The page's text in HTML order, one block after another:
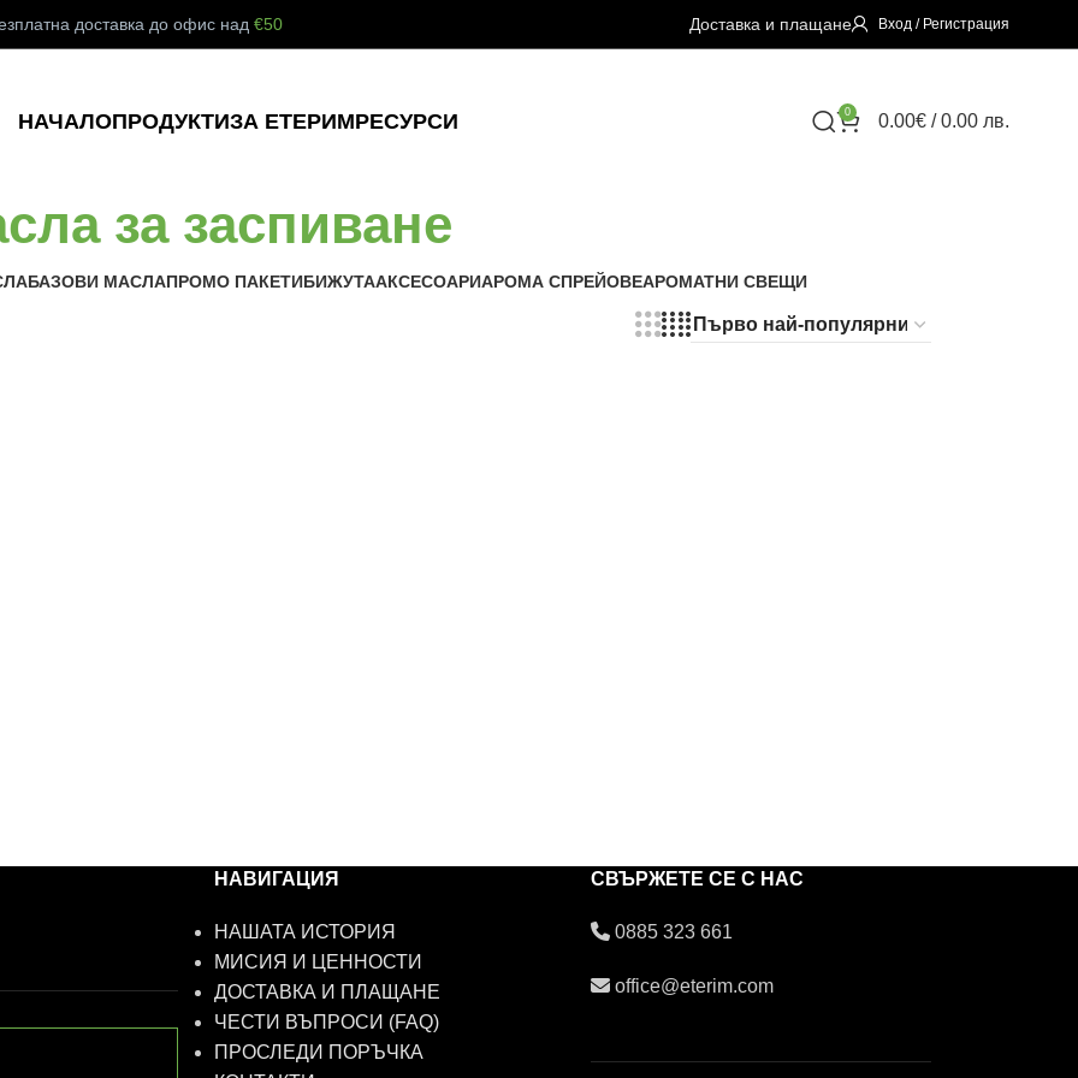
доставка до офис над€50 Доставка и плащане Вход / Регистрация
НАЧАЛОПРОДУКТИЗА ЕТЕРИМРЕСУРСИ 0 0.00€/ 0.00 лв.
за заспиване
БАЗОВИ МАСЛАПРОМО ПАКЕТИБИЖУТААКСЕСОАРИАРОМА СПРЕЙОВЕАРОМАТНИ СВЕЩИ
НАВИГАЦИЯ
НАШАТА ИСТОРИЯ
МИСИЯ И ЦЕННОСТИ
ДОСТАВКА И ПЛАЩАНЕ
ЧЕСТИ ВЪПРОСИ (FAQ)
ПРОСЛЕДИ ПОРЪЧКА
СВЪРЖЕТЕ СЕ С НАС
0885 323 661
office@eterim.com